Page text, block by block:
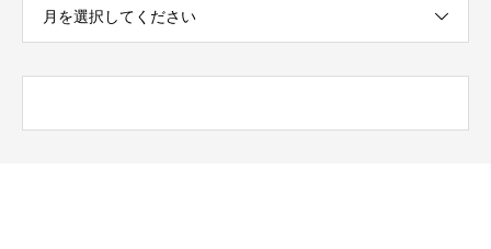
月を選択してください